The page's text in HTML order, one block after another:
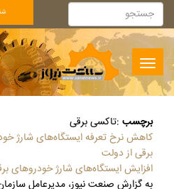
شنبه
Toggle
navigation
برچسب :تاکسی برقی
کاهش نرخ تعرفه ایستگاه‌های شارژ
برقی از دولت
افزایش ایستگاه‌های شارژ خودروهای
به گزارش صنعت نیوز، مدیرعامل